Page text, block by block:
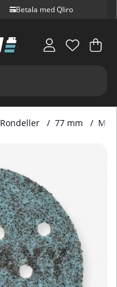
Betala med Qliro
.
Rondeller 77 mm